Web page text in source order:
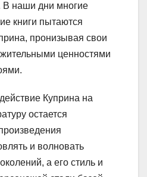
наши дни многие
книги пытаются
пронизывая свои
ценностями
Куприна на
остается
и волновать
а его стиль и